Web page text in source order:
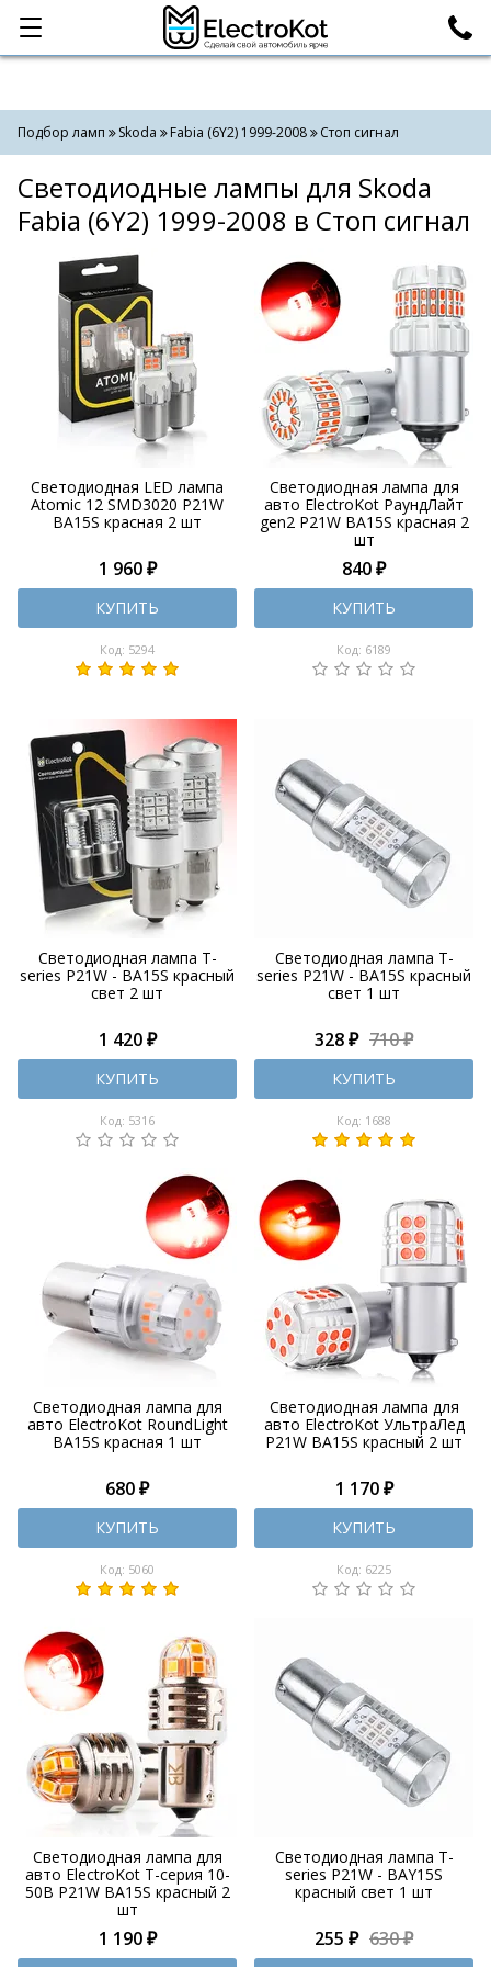
Категории Поиск
Подбор ламп Skoda Fabia (6Y2) 1999-2008 Стоп сигнал
Светодиодные лампы для Skoda
Fabia (6Y2) 1999-2008 в Стоп сигнал
Светодиодная LED лампа
Atomic 12 SMD3020 P21W
BA15S красная 2 шт
1 960 ₽
КУПИТЬ
Код: 5294
Светодиодная лампа для
авто ElectroKot РаундЛайт
gen2 P21W BA15S красная 2
шт
840 ₽
КУПИТЬ
Код: 6189
Светодиодная лампа T-
series P21W - BA15S красный
свет 2 шт
1 420 ₽
КУПИТЬ
Код: 5316
Светодиодная лампа T-
series P21W - BA15S красный
свет 1 шт
328 ₽ 710 ₽
КУПИТЬ
Код: 1688
Светодиодная лампа для
авто ElectroKot RoundLight
BA15S красная 1 шт
680 ₽
КУПИТЬ
Код: 5060
Светодиодная лампа для
авто ElectroKot УльтраЛед
P21W BA15S красный 2 шт
1 170 ₽
КУПИТЬ
Код: 6225
Светодиодная лампа для
авто ElectroKot Т-серия 10-
50В P21W BA15S красный 2
шт
1 190 ₽
Светодиодная лампа T-
series P21W - BAY15S
красный свет 1 шт
255 ₽ 630 ₽